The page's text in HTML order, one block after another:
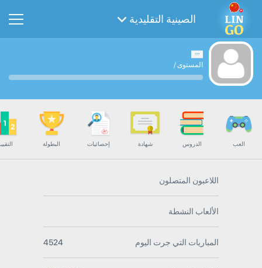
الصينية التقليدية
المستوى/
العب الدروس شهادة إحصائيات البطولة
اللاعبون المتصلون
الألعاب النشطة
المباريات التي جرت اليوم 4524